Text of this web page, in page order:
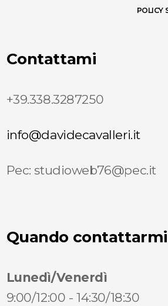
POLICY
Contattami
+39.338.3287250
info@davidecavalleri.it
Pec: studioweb76@pec.it
Quando contattarmi
Lunedì/Venerdì
9:00/12:00 - 14:30/18:30